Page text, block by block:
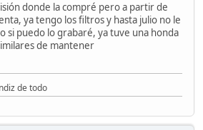
donde la compré pero a partir de
ya tengo los filtros y hasta julio no le
si puedo lo grabaré, ya tuve una honda
de mantener
de todo